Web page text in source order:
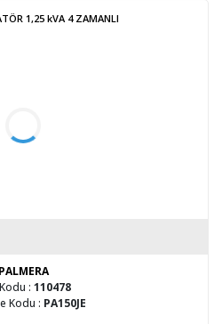
1,25 kVA 4 ZAMANLI
PALMERA
: 110478
Kodu : PA150JE